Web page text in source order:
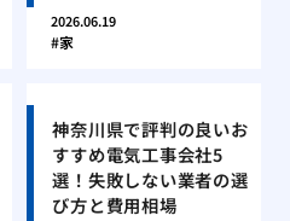
2026.06.19
家
神奈川県で評判の良いお
すすめ電気工事会社5
選！失敗しない業者の選
び方と費用相場